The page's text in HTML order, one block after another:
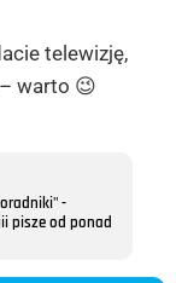
telewizję,
warto 😉
-
pisze od ponad